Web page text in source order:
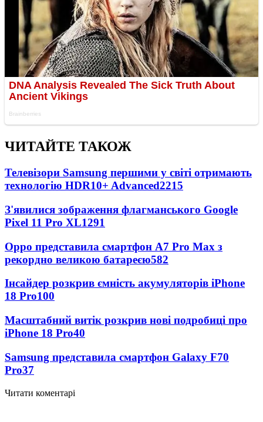
ЧИТАЙТЕ ТАКОЖ
Телевізори Samsung першими у світі отримають
технологію HDR10+ Advanced2215
З'явилися зображення флагманського Google
Pixel 11 Pro XL1291
Oppo представила смартфон A7 Pro Max з
рекордно великою батареєю582
Інсайдер розкрив ємність акумуляторів iPhone
18 Pro100
Масштабний витік розкрив нові подробиці про
iPhone 18 Pro40
Samsung представила смартфон Galaxy F70
Pro37
Читати коментарі